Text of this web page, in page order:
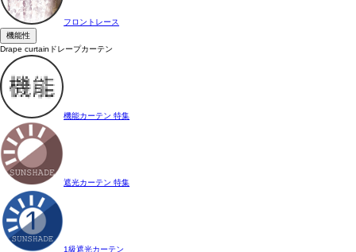
フロントレース
機能性
Drape curtain ドレープカーテン
機能カーテン 特集
遮光カーテン 特集
1級遮光カーテン